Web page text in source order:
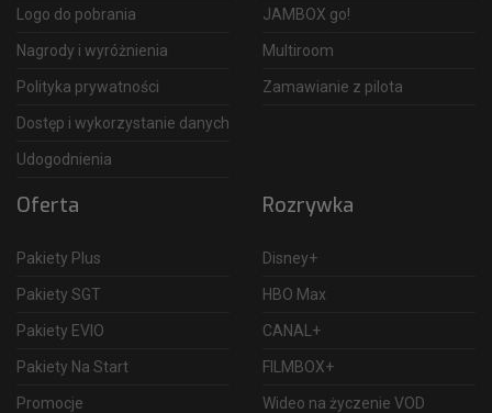
Logo do pobrania
Nagrody i wyróżnienia
Polityka prywatności
Dostęp i wykorzystanie danych
Udogodnienia
JAMBOX go!
Multiroom
Zamawianie z pilota
Oferta
Pakiety Plus
Pakiety SGT
Pakiety EVIO
Pakiety Na Start
Promocje
Rozrywka
Disney+
HBO Max
CANAL+
FILMBOX+
Wideo na życzenie VOD